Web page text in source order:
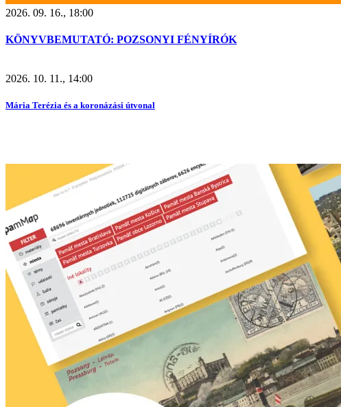
2026. 09. 16., 18:00
KÖNYVBEMUTATÓ: POZSONYI FÉNYÍRÓK
2026. 10. 11., 14:00
Mária Terézia és a koronázási útvonal